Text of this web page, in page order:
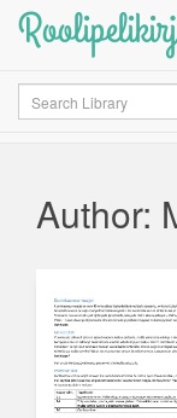
Search
Author: